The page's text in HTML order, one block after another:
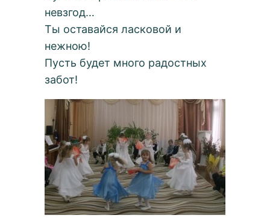
невзгод…
Ты оставайся ласковой и
нежною!
Пусть будет много радостных
забот!